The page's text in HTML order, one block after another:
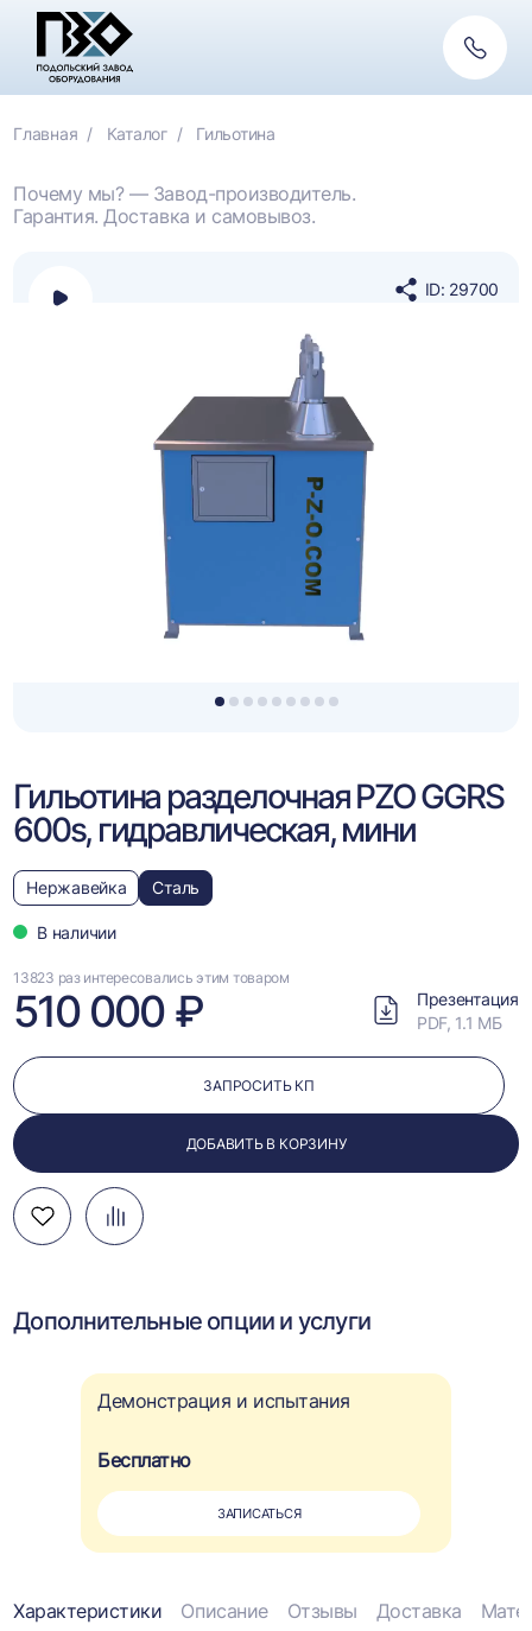
связь
Главная Каталог Гильотина
Почему мы? — Завод-производитель.
Гарантия. Доставка и самовывоз.
1 2 3 4 5 6 7 8 9
Открыть
ID: 29700
Гильотина разделочная PZO GGRS
600s, гидравлическая, мини
Нержавейка Сталь
В наличии
13823 раз интересовались этим товаром
510 000 ₽
Презентация
PDF, 1.1 МБ
ЗАПРОСИТЬ КП
ДОБАВИТЬ В КОРЗИНУ
Добавить
в
Добавить
в
Перейти
к
Дополнительные опции и услуги
Демонстрация и испытания
Бесплатно
ЗАПИСАТЬСЯ
Информация
Характеристики Описание Отзывы Доставка